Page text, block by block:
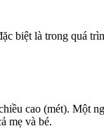
biệt là trong quá
cao (mét). Một
mẹ và bé.